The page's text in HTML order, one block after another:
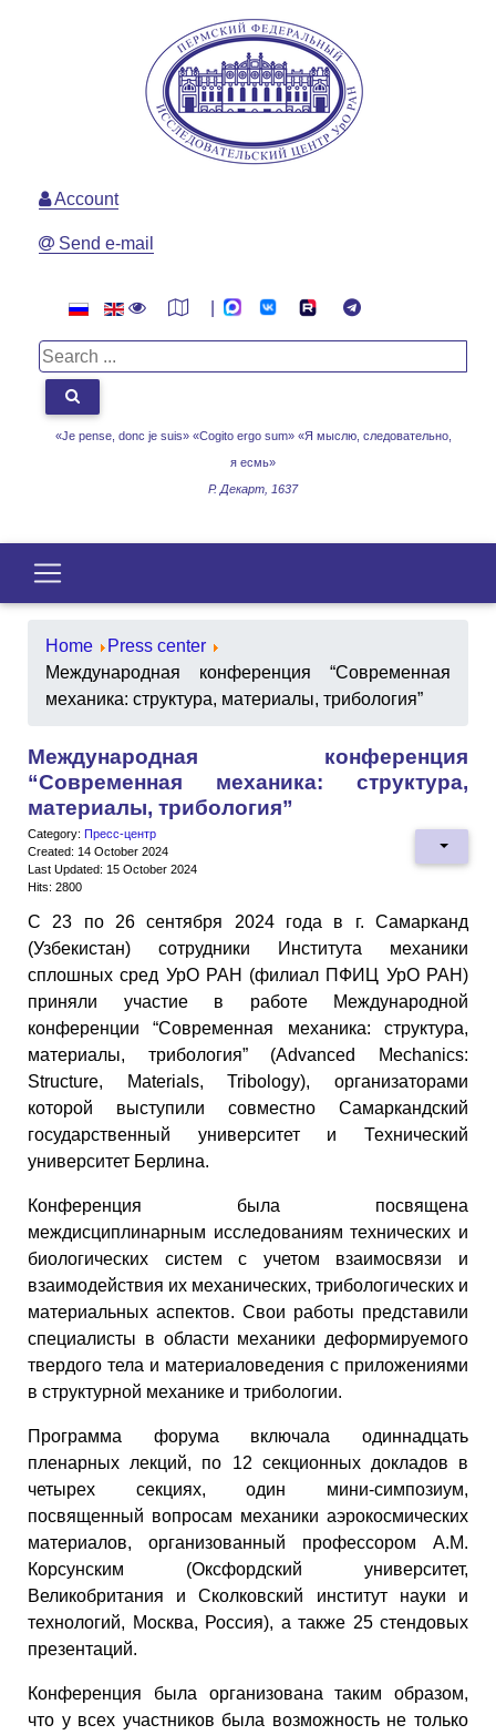
«Je pense, donc je suis» «Cogito ergo sum» «Я мыслю, следовательно,
я есмь»
Р. Декарт, 1637
Account
Send e-mail
Home
Press center
Международная конференция “Современная
механика: структура, материалы, трибология”
Международная конференция
“Современная механика: структура,
материалы, трибология”
Category: Пресс-центр
Created: 14 October 2024
Last Updated: 15 October 2024
Hits: 2800
С 23 по 26 сентября 2024 года в г. Самарканд
(Узбекистан) сотрудники Института механики
сплошных сред УрО РАН (филиал ПФИЦ УрО РАН)
приняли участие в работе Международной
конференции “Современная механика: структура,
материалы, трибология” (Advanced Mechanics:
Structure, Materials, Tribology), организаторами
которой выступили совместно Самаркандский
государственный университет и Технический
университет Берлина.
Конференция была посвящена
междисциплинарным исследованиям технических и
биологических систем с учетом взаимосвязи и
взаимодействия их механических, трибологических и
материальных аспектов. Свои работы представили
специалисты в области механики деформируемого
твердого тела и материаловедения с приложениями
в структурной механике и трибологии.
Программа форума включала одиннадцать
пленарных лекций, по 12 секционных докладов в
четырех секциях, один мини-симпозиум,
посвященный вопросам механики аэрокосмических
материалов, организованный профессором А.М.
Корсунским (Оксфордский университет,
Великобритания и Сколковский институт науки и
технологий, Москва, Россия), а также 25 стендовых
презентаций.
Конференция была организована таким образом,
что у всех участников была возможность не только